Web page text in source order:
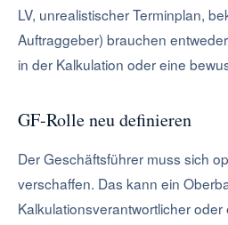
LV, unrealistischer Terminplan,
Auftraggeber) brauchen
in der Kalkulation oder eine
GF-Rolle neu definieren
Der Geschäftsführer muss sich
verschaffen. Das kann ein
Kalkulationsverantwortlicher